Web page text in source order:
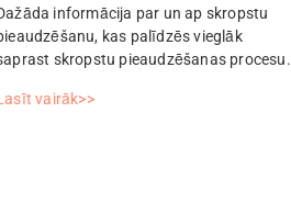
informācija par un ap skropstu
kas palīdzēs vieglāk
skropstu pieaudzēšanas procesu.
vairāk>>